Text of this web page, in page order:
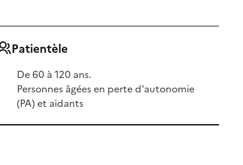
Patientèle
De 60 à 120 ans.
Personnes âgées en perte d'autonomie
(PA) et aidants